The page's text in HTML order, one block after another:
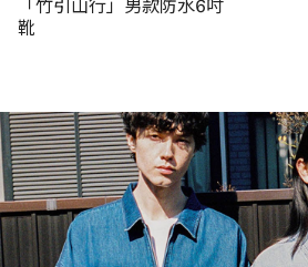
「竹引山行」男款防水6吋
靴